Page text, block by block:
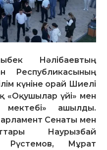
Нәлібаевтың
Республикасының
күніне орай Шиелі
«Оқушылар үйі» мен
ашылды.
Сенаты мен
Наурызбай
Рүстемов, Мұрат